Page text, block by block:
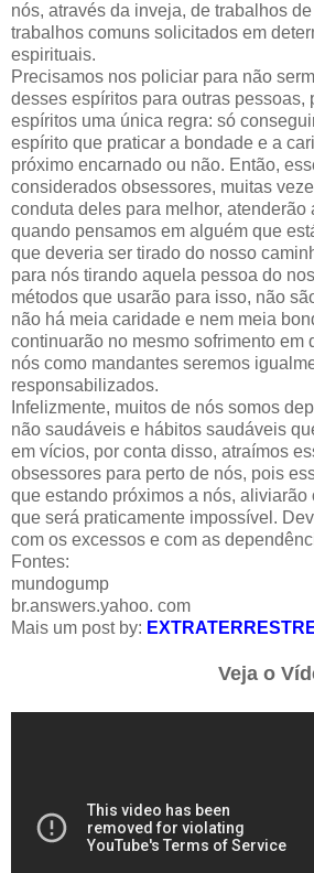
nós, através da inveja, de trabalhos
trabalhos comuns solicitados em
espirituais.
Precisamos nos policiar para não
desses espíritos para outras pessoas,
espíritos uma única regra: só
espírito que praticar a bondade e a
próximo encarnado ou não. Então,
considerados obsessores, muitas
conduta deles para melhor, atenderão
quando pensamos em alguém que
que deveria ser tirado do nosso
para nós tirando aquela pessoa do
métodos que usarão para isso, não
não há meia caridade e nem meia
continuarão no mesmo sofrimento em
nós como mandantes seremos
responsabilizados.
Infelizmente, muitos de nós somos
não saudáveis e hábitos saudáveis
em vícios, por conta disso, atraímos
obsessores para perto de nós, pois
que estando próximos a nós, aliviarão
que será praticamente impossível.
com os excessos e com as
Fontes:
mundogump
br.answers.yahoo. com
Mais um post by:
Veja o